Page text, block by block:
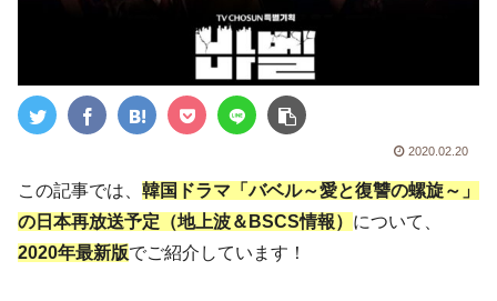
2020.02.20
この記事では、 韓国ドラマ「バベル～愛と復讐の螺旋～」
の日本再放送予定（地上波＆BSCS情報） について、
2020年最新版でご紹介しています！